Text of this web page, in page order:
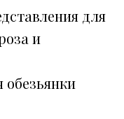
для
и
обезьянки